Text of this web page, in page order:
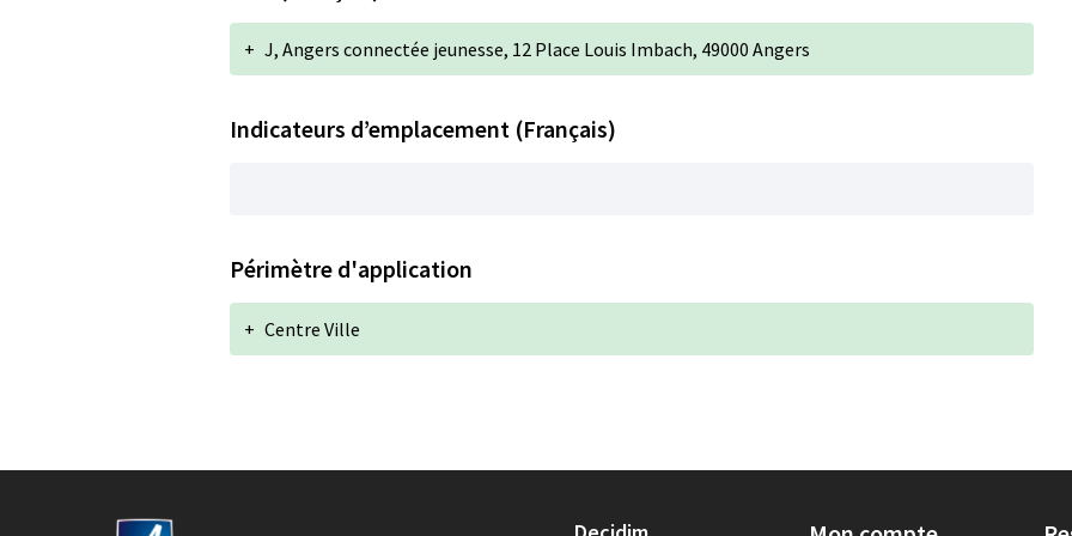
+ J, Angers connectée jeunesse, 12 Place Louis Imbach, 49000 Angers
Indicateurs d’emplacement (Français)
Périmètre d'application
+ Centre Ville